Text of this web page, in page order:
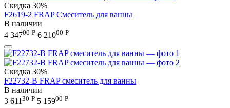
Скидка 30%
F2619-2 FRAP Смеситель для ванны
В наличии
4 34700 Р 6 21000 Р
Скидка 30%
F22732-B FRAP смеситель для ванны
В наличии
3 611 30 Р 5 15900 Р